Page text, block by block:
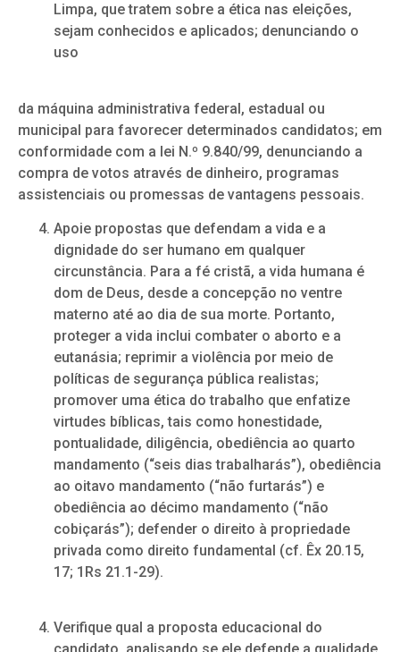
Limpa, que tratem sobre a ética nas eleições,
sejam conhecidos e aplicados; denunciando o
uso
da máquina administrativa federal, estadual ou
municipal para favorecer determinados candidatos; em
conformidade com a lei N.º 9.840/99, denunciando a
compra de votos através de dinheiro, programas
assistenciais ou promessas de vantagens pessoais.
Apoie propostas que defendam a vida e a
dignidade do ser humano em qualquer
circunstância. Para a fé cristã, a vida humana é
dom de Deus, desde a concepção no ventre
materno até ao dia de sua morte. Portanto,
proteger a vida inclui combater o aborto e a
eutanásia; reprimir a violência por meio de
políticas de segurança pública realistas;
promover uma ética do trabalho que enfatize
virtudes bíblicas, tais como honestidade,
pontualidade, diligência, obediência ao quarto
mandamento (“seis dias trabalharás”), obediência
ao oitavo mandamento (“não furtarás”) e
obediência ao décimo mandamento (“não
cobiçarás”); defender o direito à propriedade
privada como direito fundamental (cf. Êx 20.15,
17; 1Rs 21.1-29).
Verifique qual a proposta educacional do